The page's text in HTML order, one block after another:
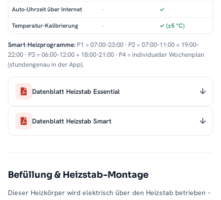
Auto-Uhrzeit über Internet – ✓
Temperatur-Kalibrierung – ✓ (±5 °C)
Smart-Heizprogramme: P1 = 07:00–23:00 · P2 = 07:00–11:00 + 19:00–
22:00 · P3 = 06:00–12:00 + 18:00–21:00 · P4 = individueller Wochenplan
(stundengenau in der App).
Datenblatt Heizstab Essential
Datenblatt Heizstab Smart
Befüllung & Heizstab-Montage
Dieser Heizkörper wird elektrisch über den Heizstab betrieben –